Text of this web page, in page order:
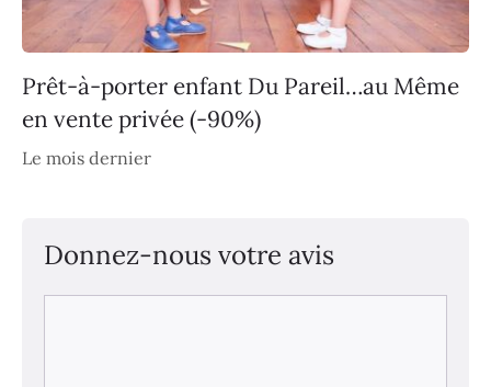
Prêt-à-porter enfant Du Pareil…au Même
en vente privée (-90%)
Le mois dernier
Donnez-nous votre avis